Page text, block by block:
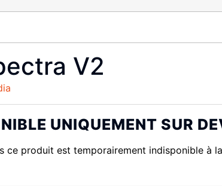
V2
UNIQUEMENT SUR
ce produit est temporairement indisponible